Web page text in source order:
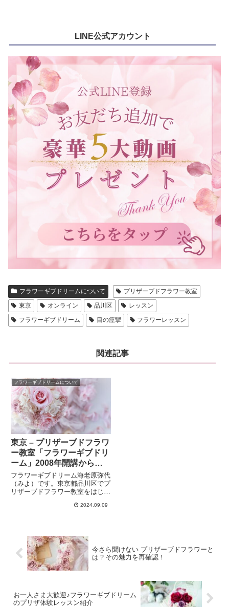
LINE公式アカウント
フラワーギブドリームについて
プリザーブドフラワー教室
東京
オンライン 品川区
レッスン
フラワーギブドリーム
目の痙攣 フラワーレッスン
関連記事
フラワーギブドリームについて
東京 – プリザーブドフラワ
ー教室「フラワーギブドリ
ーム」2008年開講からの
想い
フラワーギブドリーム海老原弥代
（みよ）です。東京都品川区でプ
リザーブドフラワー教室をはじめ
り越え、今でもフラワーレッスン
2024.09.09
今さら聞けない プリザーブドフラワーと
は？その魅力を再確認！
お一人さま大歓迎♪フラワーギブドリーム
のプリザ体験レッスン紹介